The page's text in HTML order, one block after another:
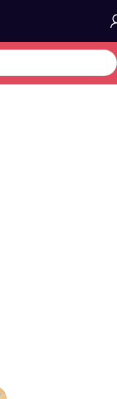
Lotion SPF50+